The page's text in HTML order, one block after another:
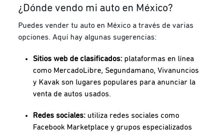
¿Dónde vendo mi auto en México?
Puedes vender tu auto en México a través de varias
opciones. Aquí hay algunas sugerencias:
Sitios web de clasificados: plataformas en línea
como MercadoLibre, Segundamano, Vivanuncios
y Kavak son lugares populares para anunciar la
venta de autos usados.
Redes sociales: utiliza redes sociales como
Facebook Marketplace y grupos especializados